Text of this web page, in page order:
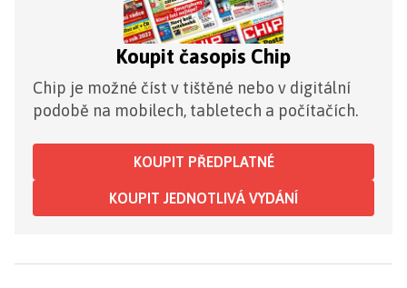
Koupit časopis Chip
Chip je možné číst v tištěné nebo v digitální
podobě na mobilech, tabletech a počítačích.
KOUPIT PŘEDPLATNÉ
KOUPIT JEDNOTLIVÁ VYDÁNÍ